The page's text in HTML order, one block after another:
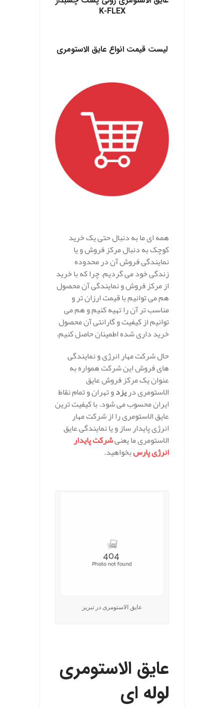
K-FLEX
لیست قیمت انواع عایق الاستومری
همه ای ما به دنبال حتی یک خرید
کوچک به دنبال مرکز فروش و یا
نمایندگی فروش آن در محدوده
زندگی خود می گردیم. چرا که با خرید
از مرکز فروش و نمایندگی آن محصول
هم می توانیم با قیمت ارزان تر و
مناسب تر آن را تهیه کنیم و هم می
توانیم از کیفیت و گارانتی آن محصول
خرید داری شده اطمینان حاصل کنیم.
حال شرکت مهار انرژی و نمایندگی
های فروش این شرکت همواره به
عنوان یک مرکز فروش عایق
الاستومری دریزدو تهران و تمام نقاط
ایران محسوب می شود. با کیفیت ترین
عایق الاستومری را از شرکت مهار
انرژی پایدار ساز و یا نمایندگی عایق
الاستومری ما یعنیشرکت پایدار
انرژی پارسبخواهید.
عایق الاستومری در تبریز
عایق الاستومری
لوله ای